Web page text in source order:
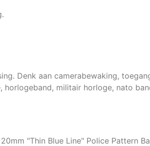
Denk aan camerabewaking,
horlogeband, militair horloge, nato
"Thin Blue Line" Police Pattern